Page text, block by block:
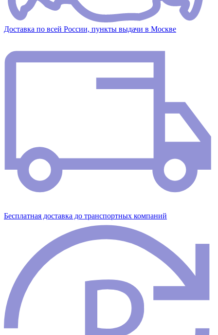
Доставка по всей России, пункты выдачи в Москве
Бесплатная доставка до транспортных компаний